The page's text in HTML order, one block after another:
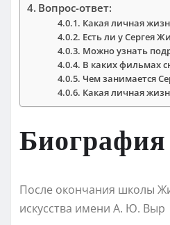
Вопрос-ответ:
Какая личная
Есть ли у Сергея
Можно узнать
В каких фильмах
Чем занимается
Какая личная
После окончания школы
искусства имени А. Ю. Выр